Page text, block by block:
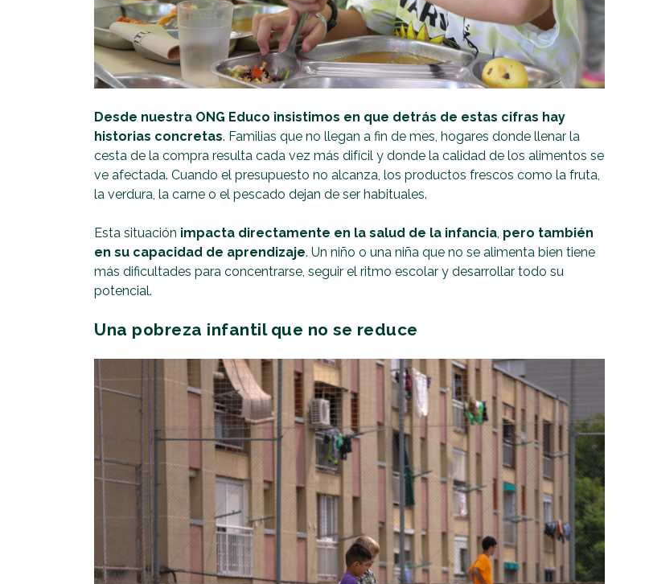
Desde nuestra ONG Educo insistimos en que detrás de estas cifras hay
historias concretas. Familias que no llegan a fin de mes, hogares donde llenar la
cesta de la compra resulta cada vez más difícil y donde la calidad de los alimentos se
ve afectada. Cuando el presupuesto no alcanza, los productos frescos como la fruta,
la verdura, la carne o el pescado dejan de ser habituales.
Esta situación impacta directamente en la salud de la infancia, pero también
en su capacidad de aprendizaje. Un niño o una niña que no se alimenta bien tiene
más dificultades para concentrarse, seguir el ritmo escolar y desarrollar todo su
potencial.
Una pobreza infantil que no se reduce